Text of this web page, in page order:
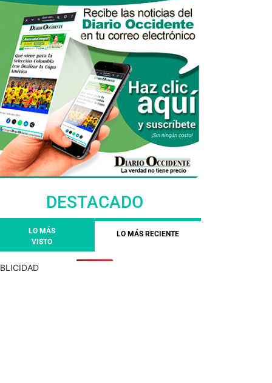
DESTACADO
LO MÁS
VISTO
LO MÁS RECIENTE